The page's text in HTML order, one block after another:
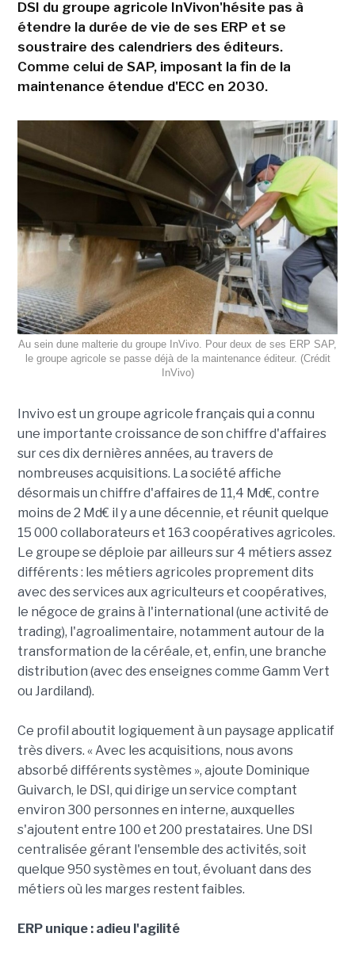
DSI du groupe agricole InVivon'hésite pas à
étendre la durée de vie de ses ERP et se
soustraire des calendriers des éditeurs.
Comme celui de SAP, imposant la fin de la
maintenance étendue d'ECC en 2030.
Au sein dune malterie du groupe InVivo. Pour deux de ses ERP SAP,
le groupe agricole se passe déjà de la maintenance éditeur. (Crédit
InVivo)
Invivo est un groupe agricole français qui a connu
une importante croissance de son chiffre d'affaires
sur ces dix dernières années, au travers de
nombreuses acquisitions. La société affiche
désormais un chiffre d'affaires de 11,4 Md€, contre
moins de 2 Md€ il y a une décennie, et réunit quelque
15 000 collaborateurs et 163 coopératives agricoles.
Le groupe se déploie par ailleurs sur 4 métiers assez
différents : les métiers agricoles proprement dits
avec des services aux agriculteurs et coopératives,
le négoce de grains à l'international (une activité de
trading), l'agroalimentaire, notamment autour de la
transformation de la céréale, et, enfin, une branche
distribution (avec des enseignes comme Gamm Vert
ou Jardiland).
Ce profil aboutit logiquement à un paysage applicatif
très divers. « Avec les acquisitions, nous avons
absorbé différents systèmes », ajoute Dominique
Guivarch, le DSI, qui dirige un service comptant
environ 300 personnes en interne, auxquelles
s'ajoutent entre 100 et 200 prestataires. Une DSI
centralisée gérant l'ensemble des activités, soit
quelque 950 systèmes en tout, évoluant dans des
métiers où les marges restent faibles.
ERP unique : adieu l'agilité